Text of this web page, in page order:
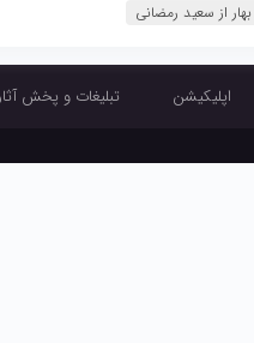
از سعید رمضانی
اپلیکیشن تبلیغات و پخش